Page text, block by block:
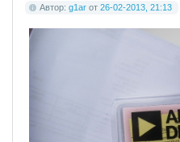
Автор: g1ar от 26-02-2013, 21:13